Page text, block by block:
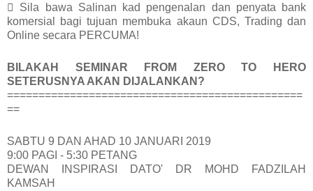
 Sila bawa Salinan kad pengenalan dan penyata bank
komersial bagi tujuan membuka akaun CDS, Trading dan
Online secara PERCUMA!
BILAKAH SEMINAR FROM ZERO TO HERO
SETERUSNYA AKAN DIJALANKAN?
===============================================
==
SABTU 9 DAN AHAD 10 JANUARI 2019
9:00 PAGI - 5:30 PETANG
DEWAN INSPIRASI DATO' DR MOHD FADZILAH
KAMSAH